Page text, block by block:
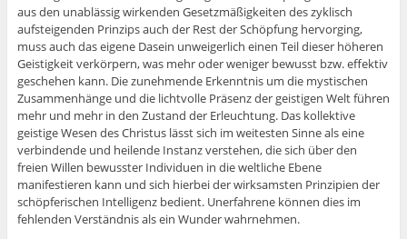
aus den unablässig wirkenden Gesetzmäßigkeiten des zyklisch
aufsteigenden Prinzips auch der Rest der Schöpfung hervorging,
muss auch das eigene Dasein unweigerlich einen Teil dieser höheren
Geistigkeit verkörpern, was mehr oder weniger bewusst bzw. effektiv
geschehen kann. Die zunehmende Erkenntnis um die mystischen
Zusammenhänge und die lichtvolle Präsenz der geistigen Welt führen
mehr und mehr in den Zustand der Erleuchtung. Das kollektive
geistige Wesen des Christus lässt sich im weitesten Sinne als eine
verbindende und heilende Instanz verstehen, die sich über den
freien Willen bewusster Individuen in die weltliche Ebene
manifestieren kann und sich hierbei der wirksamsten Prinzipien der
schöpferischen Intelligenz bedient. Unerfahrene können dies im
fehlenden Verständnis als ein Wunder wahrnehmen.